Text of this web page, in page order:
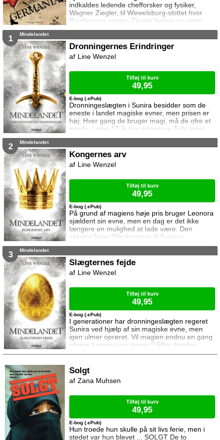
indkaldes ledende chefforsker og fysiker,
Wagner Ziegler, til Wewelsburg-slottet hvor
Rigsføreren venter. Ziegler betros en vigtig
opgave der har stor betydning for Tysklands
forskerstab må han begive sig ud på en lang
og farefuld togrejse mod Rigets fjerneste krog.
Danmark – 2016 Mark Kohn – tidligere
1 Mindelandet
Dronningernes Erindringer
Dronningeslægten i Sunira besidder som de
eneste i landet magiske evner, men prisen er
høj: Hver gang de bruger magi, må de ofre et
minde. I sine 17 år har prinsesse Tella levet
beskyttet på slottet sammen med sin mor
en udstødt adelig fra Leonoras fortid, dukker
op og truer med at afsløre dronningernes
hemmeligheder. Leonoras minder fra dengang
E-bog (.ePub)
Line Wenzel
Tilføj til kurv
49,95
2 Mindelandet
Kongernes arv
På grund af magiens høje pris bruger Leonora
sjældent sin evne, men en dag er det ikke
længere en mulighed at lade være. Den
sekstenårige Silje kommer til Suniras
hovedstad, Tedea, for at sy en kjole til
dronningen fra et mordforsøg, belønnes hun
med en position som hofdame for den lidt
ældre prinsesse Leonora. Opgaven viser sig
E-bog (.ePub)
Line Wenzel
Tilføj til kurv
49,95
3 Mindelandet
Slægternes fejde
I generationer har dronningeslægten regeret
Sunira ved hjælp af sin magiske evne, men
igen ulmer oprøret. Vil magien endnu en gang
afgøre kampen om tronen? Efter hendes
landsby er brændt ned, står syttenårige Iden
ambitiøse, men til tider naive Simen giver
hende andet at tænke på idet han tilbyder
hende arbejde som magiker. Undervejs stifter
E-bog (.ePub)
Line Wenzel
Tilføj til kurv
49,95
Solgt
Hun troede hun skulle på sit livs ferie, men i
stedet var hun blevet ... SOLGT De to
E-bog (.ePub)
Zana Muhsen
Tilføj til kurv
49,95